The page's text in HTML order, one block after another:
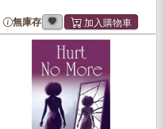
無庫存